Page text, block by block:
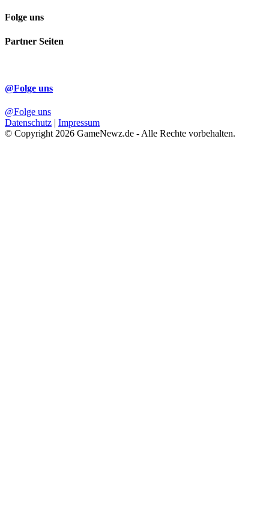
Folge uns
Partner Seiten
@Folge uns
@Folge uns
Datenschutz | Impressum
© Copyright 2026 GameNewz.de - Alle Rechte vorbehalten.